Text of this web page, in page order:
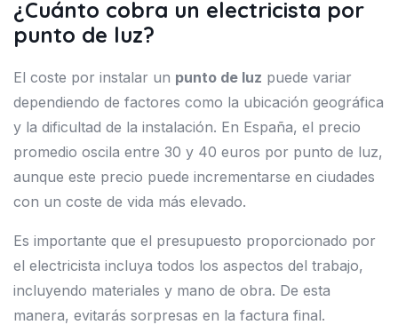
¿Cuánto cobra un electricista por
punto de luz?
El coste por instalar un punto de luz puede variar
dependiendo de factores como la ubicación geográfica
y la dificultad de la instalación. En España, el precio
promedio oscila entre 30 y 40 euros por punto de luz,
aunque este precio puede incrementarse en ciudades
con un coste de vida más elevado.
Es importante que el presupuesto proporcionado por
el electricista incluya todos los aspectos del trabajo,
incluyendo materiales y mano de obra. De esta
manera, evitarás sorpresas en la factura final.